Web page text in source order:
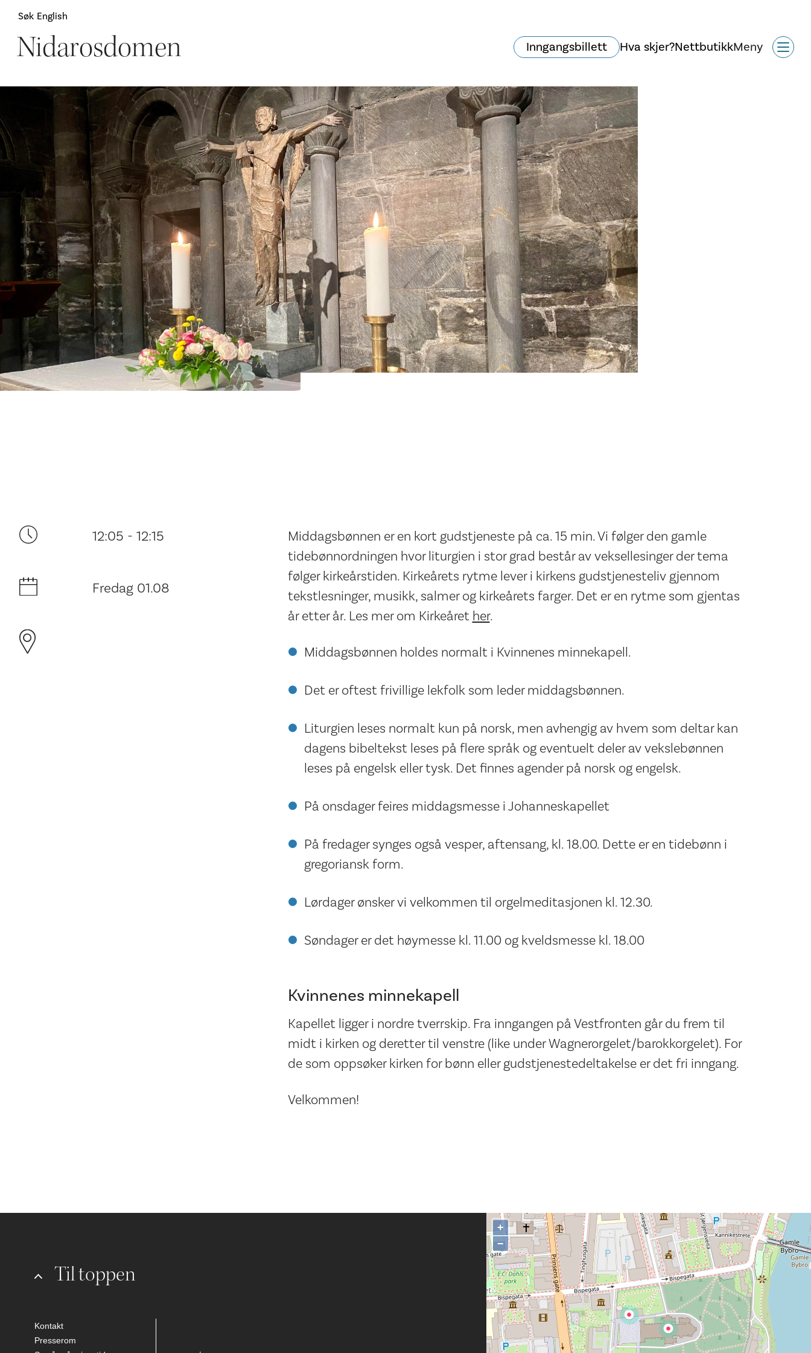
Søk English
Nidarosdomen Inngangsbillett Hva skjer?NettbutikkMeny
12:05 - 12:15
Fredag 01.08
Middagsbønnen er en kort gudstjeneste på ca. 15 min. Vi følger den gamle
tidebønnordningen hvor liturgien i stor grad består av veksellesinger der tema
følger kirkeårstiden. Kirkeårets rytme lever i kirkens gudstjenesteliv gjennom
tekstlesninger, musikk, salmer og kirkeårets farger. Det er en rytme som gjentas
år etter år. Les mer om Kirkeåret her.
Middagsbønnen holdes normalt i Kvinnenes minnekapell.
Det er oftest frivillige lekfolk som leder middagsbønnen.
Liturgien leses normalt kun på norsk, men avhengig av hvem som deltar kan
dagens bibeltekst leses på flere språk og eventuelt deler av vekslebønnen
leses på engelsk eller tysk. Det finnes agender på norsk og engelsk.
På onsdager feires middagsmesse i Johanneskapellet
På fredager synges også vesper, aftensang, kl. 18.00. Dette er en tidebønn i
gregoriansk form.
Lørdager ønsker vi velkommen til orgelmeditasjonen kl. 12.30.
Søndager er det høymesse kl. 11.00 og kveldsmesse kl. 18.00
Kvinnenes minnekapell
Kapellet ligger i nordre tverrskip. Fra inngangen på Vestfronten går du frem til
midt i kirken og deretter til venstre (like under Wagnerorgelet/barokkorgelet). For
de som oppsøker kirken for bønn eller gudstjenestedeltakelse er det fri inngang.
Velkommen!
Til toppen
Kontakt
Presserom
+
−